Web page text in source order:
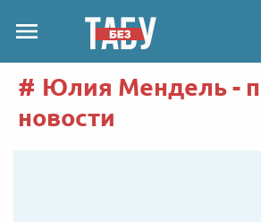
Юлия Мендель -
новости